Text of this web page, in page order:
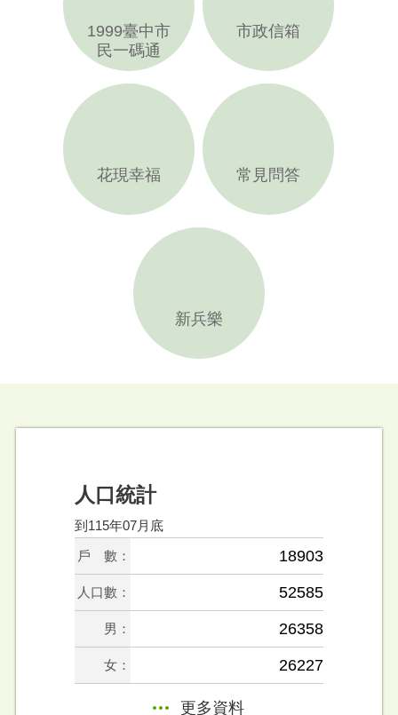
1999臺中市
民一碼通
市政信箱
花現幸福 常見問答
新兵樂
人口統計
到115年07月底
戶 數：
18903
人口數： 52585
男： 26358
女： 26227
更多資料